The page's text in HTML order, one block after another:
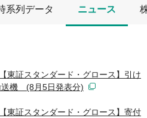
系列データ ニュース
東証スタンダード・グロース】引け
送機 (8月5日発表分)
東証スタンダード・グロース】寄付